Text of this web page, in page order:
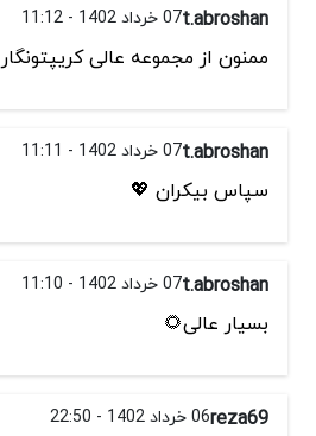
t.abroshan07 خرداد 1402 - 11:12
ممنون از مجموعه عالی کریپتونگار
t.abroshan07 خرداد 1402 - 11:11
سپاس بیکران 💖
t.abroshan07 خرداد 1402 - 11:10
بسیار عالی🌻
reza6906 خرداد 1402 - 22:50